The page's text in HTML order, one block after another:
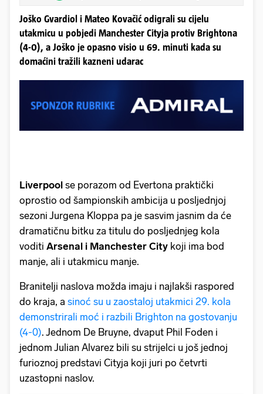
Joško Gvardiol i Mateo Kovačić odigrali su cijelu
utakmicu u pobjedi Manchester Cityja protiv Brightona
(4-0), a Joško je opasno visio u 69. minuti kada su
domaćini tražili kazneni udarac
Liverpool se porazom od Evertona praktički
oprostio od šampionskih ambicija u posljednjoj
sezoni Jurgena Kloppa pa je sasvim jasnim da će
dramatičnu bitku za titulu do posljednjeg kola
voditi Arsenal i Manchester City koji ima bod
manje, ali i utakmicu manje.
Branitelji naslova možda imaju i najlakši raspored
do kraja, a sinoć su u zaostaloj utakmici 29. kola
demonstrirali moć i razbili Brighton na gostovanju
(4-0). Jednom De Bruyne, dvaput Phil Foden i
jednom Julian Alvarez bili su strijelci u još jednoj
furioznoj predstavi Cityja koji juri po četvrti
uzastopni naslov.